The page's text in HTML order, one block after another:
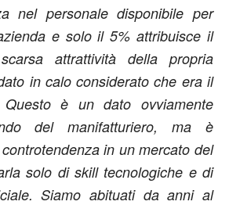
nel personale disponibile per
e solo il 5% attribuisce il
attrattività della propria
in calo considerato che era il
è un dato ovviamente
del manifatturiero, ma è
in un mercato del
solo di skill tecnologiche e di
Siamo abituati da anni al